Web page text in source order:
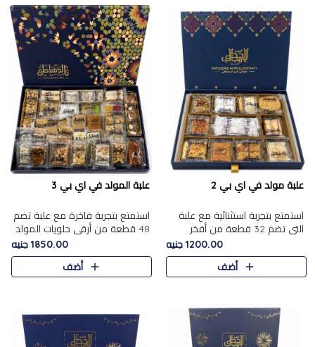
علبة مولد في اي بي 2
استمتع بتجربة استثنائية مع علبة
التي تضم 32 قطعة من أفخر
حلويات المولد الشرقية، في تشكيلة
تجمع بين الأصالة والاختيارات
الفاخرة. تحتوي العلبة..
1200.00 جنيه
أضف
علبة المولد في اي بي 3
استمتع بتجربة فاخرة مع علبة تضم
48 قطعة من أرقى حلويات المولد
الشرقية، في تشكيلة تجمع بين
الأصناف التقليدية الفاخرة والاختيارات
1850.00 جنيه
أضف